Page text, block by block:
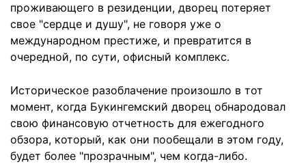
проживающего в резиденции, дворец потеряет
свое "сердце и душу", не говоря уже о
международном престиже, и превратится в
очередной, по сути, офисный комплекс.
Историческое разоблачение произошло в тот
момент, когда Букингемский дворец обнародовал
свою финансовую отчетность для ежегодного
обзора, который, как они пообещали в этом году,
будет более "прозрачным", чем когда-либо.